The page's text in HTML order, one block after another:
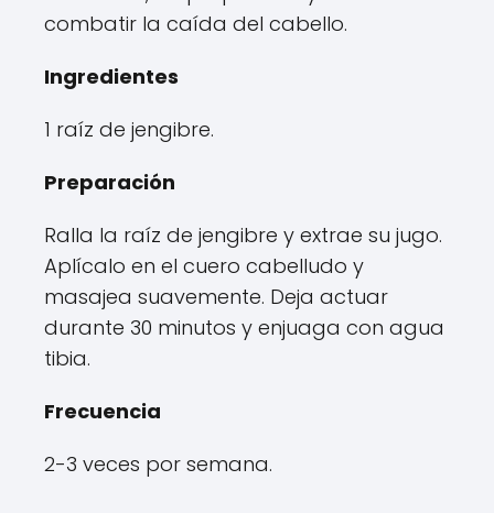
combatir la caída del cabello.
Ingredientes
1 raíz de jengibre.
Preparación
Ralla la raíz de jengibre y extrae su jugo.
Aplícalo en el cuero cabelludo y
masajea suavemente. Deja actuar
durante 30 minutos y enjuaga con agua
tibia.
Frecuencia
2-3 veces por semana.